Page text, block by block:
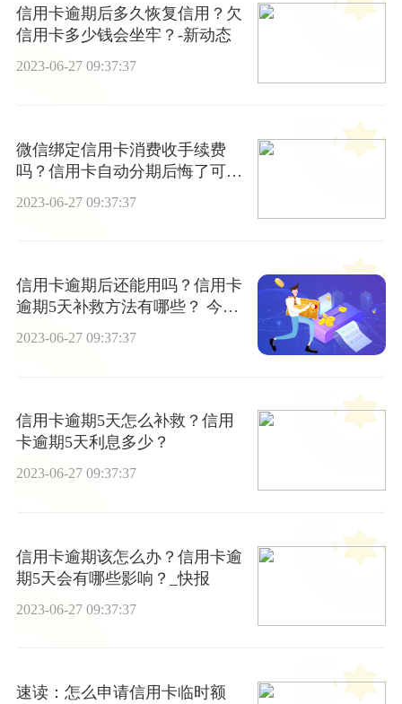
信用卡逾期后多久恢复信用？欠
信用卡多少钱会坐牢？-新动态
2023-06-27 09:37:37
微信绑定信用卡消费收手续费
吗？信用卡自动分期后悔了可以
2023-06-27 09:37:37
信用卡逾期后还能用吗？信用卡
逾期5天补救方法有哪些？ 今日
热讯
2023-06-27 09:37:37
信用卡逾期5天怎么补救？信用
卡逾期5天利息多少？
2023-06-27 09:37:37
信用卡逾期该怎么办？信用卡逾
期5天会有哪些影响？_快报
2023-06-27 09:37:37
速读：怎么申请信用卡临时额